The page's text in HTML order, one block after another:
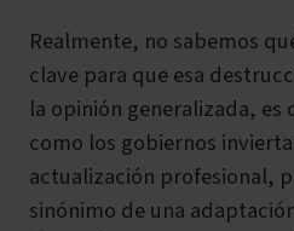
Realmente, no sabemos
clave para que esa
la opinión generalizada, es
como los gobiernos
actualización profesional,
sinónimo de una